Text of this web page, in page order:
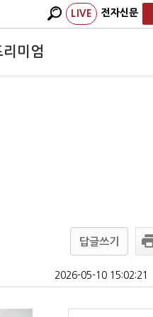
LIVE 전자신문
리미엄
답글쓰기
2026-05-10 15:02:21